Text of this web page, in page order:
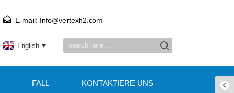
E-mail: Info@vertexh2.com
English
FALL KONTAKTIERE UNS